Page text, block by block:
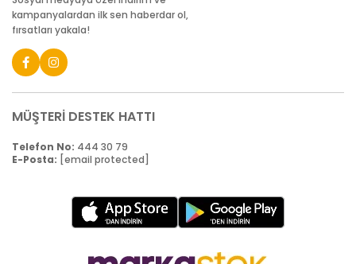
kampanyalardan ilk sen haberdar ol,
fırsatları yakala!
MÜŞTERİ DESTEK HATTI
Telefon No: 444 30 79
E-Posta: [email protected]